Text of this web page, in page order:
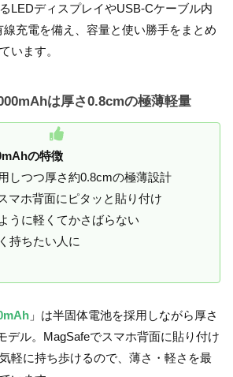
LEDディスプレイやUSB-Cケーブル内
充電を備え、容量と使い勝手をまとめ
います。
は厚さ0.8cmの極薄軽量
の特徴
しつつ厚さ約0.8cmの極薄設計
マホ背面にピタッと貼り付け
うに軽くてかさばらない
持ちたい人に
」は半固体電池を採用しながら厚さ
デル。MagSafeでスマホ背面に貼り付け
軽に持ち歩けるので、薄さ・軽さを最